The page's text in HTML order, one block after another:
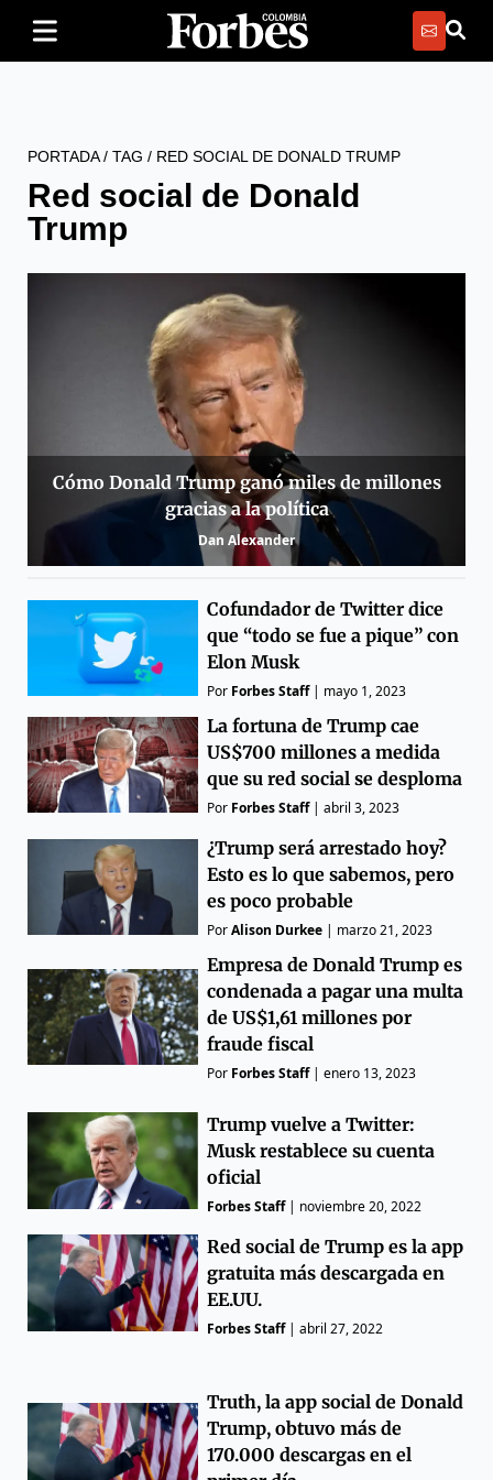
PORTADA/ TAG / RED SOCIAL DE DONALD TRUMP
Red social de Donald
Trump
Cómo Donald Trump ganó miles de millones
gracias a la política
Dan Alexander
Cofundador de Twitter dice
que “todo se fue a pique” con
Elon Musk
Por Forbes Staff| mayo 1, 2023
La fortuna de Trump cae
US$700 millones a medida
que su red social se desploma
Por Forbes Staff|abril 3, 2023
¿Trump será arrestado hoy?
Esto es lo que sabemos, pero
es poco probable
PorAlison Durkee | marzo 21, 2023
Empresa de Donald Trump es
condenada a pagar una multa
de US$1,61 millones por
fraude fiscal
Por Forbes Staff|enero 13, 2023
Trump vuelve a Twitter:
Musk restablece su cuenta
oficial
Forbes Staff| noviembre 20, 2022
Red social de Trump es la app
gratuita más descargada en
EE.UU.
Forbes Staff|abril 27, 2022
Truth, la app social de Donald
Trump, obtuvo más de
170.000 descargas en el